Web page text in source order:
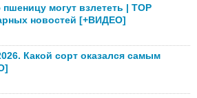
могут взлететь | TOP
новостей [+ВИДЕО]
Какой сорт оказался самым